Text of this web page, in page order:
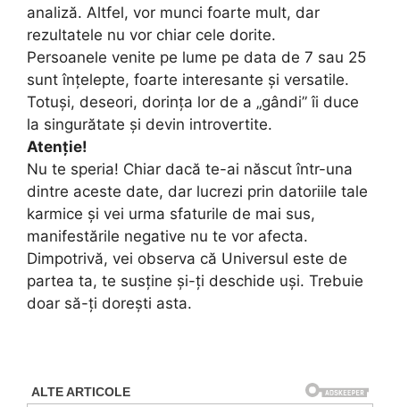
analiză. Altfel, vor munci foarte mult, dar
rezultatele nu vor chiar cele dorite.
Persoanele venite pe lume pe data de 7 sau 25
sunt înțelepte, foarte interesante și versatile.
Totuși, deseori, dorința lor de a „gândi” îi duce
la singurătate și devin introvertite.
Atenție!
Nu te speria! Chiar dacă te-ai născut într-una
dintre aceste date, dar lucrezi prin datoriile tale
karmice și vei urma sfaturile de mai sus,
manifestările negative nu te vor afecta.
Dimpotrivă, vei observa că Universul este de
partea ta, te susține și-ți deschide uși. Trebuie
doar să-ți dorești asta.